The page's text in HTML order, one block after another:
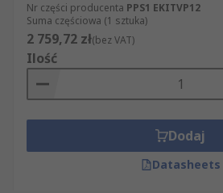
Nr części producenta PPS1 EKITVP12
Suma częściowa (1 sztuka)
2 759,72 zł(bez VAT)
Ilość
Dodaj
Datasheets